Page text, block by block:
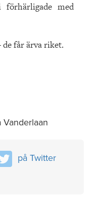
med
de får ärva riket.
på Twitter